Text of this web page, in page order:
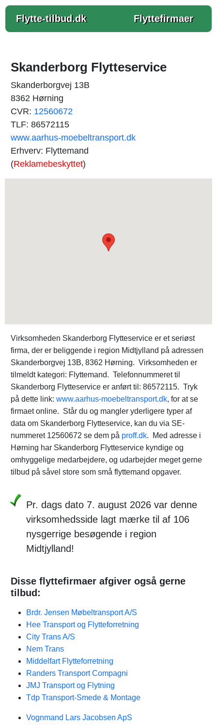
Flytte-tilbud.dk Flyttefirmaer
Skanderborg Flytteservice
Skanderborgvej 13B
8362 Hørning
CVR: 12560672
TLF: 86572115
www.aarhus-moebeltransport.dk
Erhverv: Flyttemand
(Reklamebeskyttet)
Virksomheden Skanderborg Flytteservice er et seriøst
firma, der er beliggende i region Midtjylland på adressen
Skanderborgvej 13B, 8362 Hørning. Virksomheden er
tilmeldt kategori: Flyttemand. Telefonnummeret til
Skanderborg Flytteservice er anført til: 86572115. Tryk
på dette link: www.aarhus-moebeltransport.dk, for at se
firmaet online. Står du og mangler yderligere typer af
data om Skanderborg Flytteservice, kan du via SE-
nummeret 12560672 se dem på proff.dk. Med adresse i
Hørning har Skanderborg Flytteservice kyndige og
omhyggelige medarbejdere, og udarbejder meget gerne
tilbud på såvel store som små flyttemand opgaver.
Pr. dags dato 7. august 2026 var denne
virksomhedsside lagt mærke til af 106
nysgerrige besøgende i region
Midtjylland!
Disse flyttefirmaer afgiver også gerne
tilbud:
Brdr. Jensen Møbeltransport A/S
Hee Transport og Flytteforretning
City Trans A/S
Nem Trans
Middelfart Flytteforretning
Randers Transport Compagni
JMJ Transport og Flytning
Tdp Transport-Smede & Montage
Vognmand Lars Jacobsen ApS